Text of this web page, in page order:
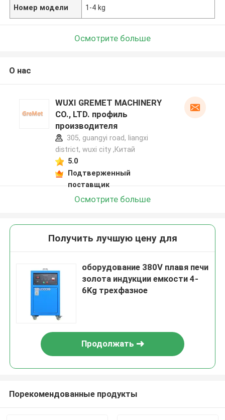
Номер модели 1-4 kg
Осмотрите больше
О нас
WUXI GREMET MACHINERY
CO., LTD. профиль
производителя
305, guangyi road, liangxi
district, wuxi city ,Китай
5.0
Подтверженный
поставщик
Осмотрите больше
Получить лучшую цену для
оборудование 380V плавя печи
золота индукции емкости 4-
6Kg трехфазное
Продолжать
Порекомендованные продукты